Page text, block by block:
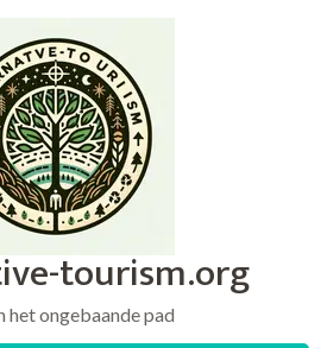
tourism.org
het ongebaande pad